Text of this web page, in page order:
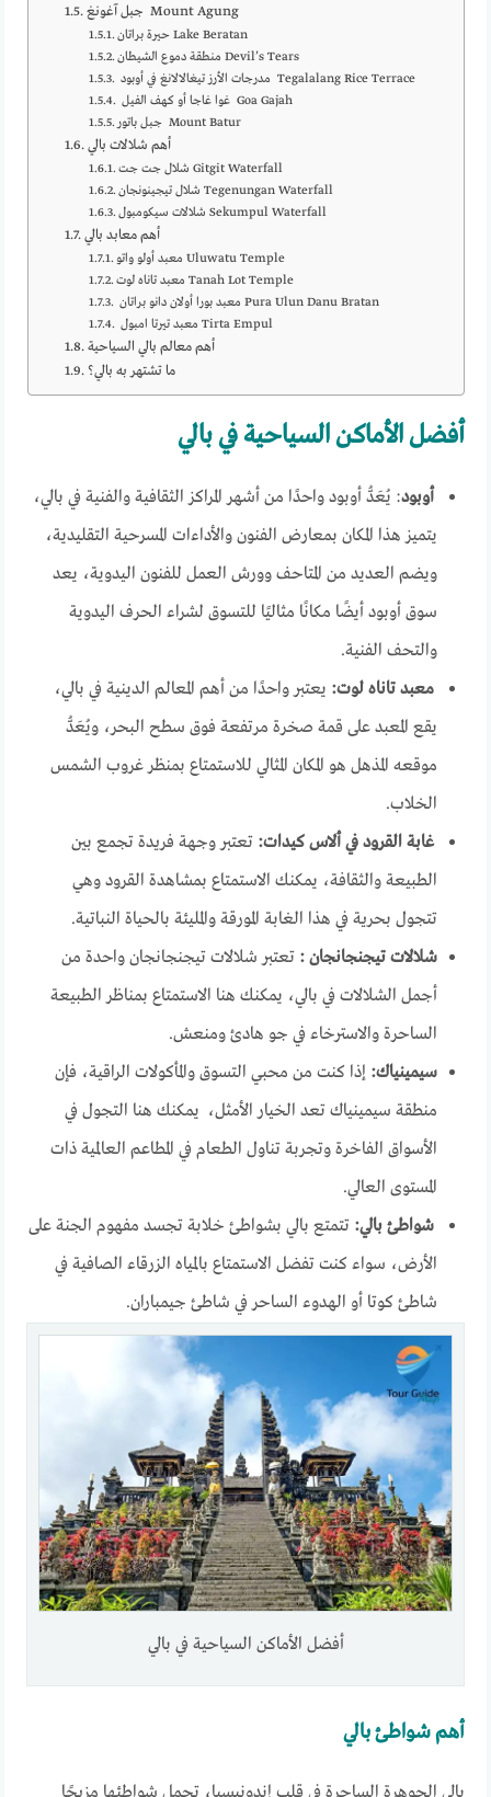
جبل آغونغ Mount Agung
حيرة براتان Lake Beratan
منطقة دموع الشيطان Devil’s Tears
مدرجات الأرز تيغالالانغ في أوبود Tegalalang Rice Terrace
غوا غاجا أو كهف الفيل Goa Gajah
جبل باتور Mount Batur
أهم شلالات بالي
شلال جت جت Gitgit Waterfall
شلال تيجينونجان Tegenungan Waterfall
شلالات سيكومبول Sekumpul Waterfall
أهم معابد بالي
معبد أولو واتو Uluwatu Temple
معبد تاناه لوت Tanah Lot Temple
معبد بورا أولان دانو براتان Pura Ulun Danu Bratan
معبد تيرتا امبول Tirta Empul
أهم معالم بالي السياحية
ما تشتهر به بالي؟
أفضل الأماكن السياحية في بالي
أوبود: يُعَدُّ أوبود واحدًا من أشهر المراكز الثقافية والفنية في بالي،
يتميز هذا المكان بمعارض الفنون والأداءات المسرحية التقليدية،
ويضم العديد من المتاحف وورش العمل للفنون اليدوية، يعد
سوق أوبود أيضًا مكانًا مثاليًا للتسوق لشراء الحرف اليدوية
والتحف الفنية.
معبد تاناه لوت: يعتبر واحدًا من أهم المعالم الدينية في بالي،
يقع المعبد على قمة صخرة مرتفعة فوق سطح البحر، ويُعَدُّ
موقعه المذهل هو المكان المثالي للاستمتاع بمنظر غروب الشمس
الخلاب.
غابة القرود في ألاس كيدات: تعتبر وجهة فريدة تجمع بين
الطبيعة والثقافة، يمكنك الاستمتاع بمشاهدة القرود وهي
تتجول بحرية في هذا الغابة المورقة والمليئة بالحياة النباتية.
شلالات تيجنجانجان : تعتبر شلالات تيجنجانجان واحدة من
أجمل الشلالات في بالي، يمكنك هنا الاستمتاع بمناظر الطبيعة
الساحرة والاسترخاء في جو هادئ ومنعش.
سيمينياك: إذا كنت من محبي التسوق والمأكولات الراقية، فإن
منطقة سيمينياك تعد الخيار الأمثل، يمكنك هنا التجول في
الأسواق الفاخرة وتجربة تناول الطعام في المطاعم العالمية ذات
المستوى العالي.
شواطئ بالي:تتمتع بالي بشواطئ خلابة تجسد مفهوم الجنة على
الأرض، سواء كنت تفضل الاستمتاع بالمياه الزرقاء الصافية في
شاطئ كوتا أو الهدوء الساحر في شاطئ جيمباران.
أفضل الأماكن السياحية في بالي
أهم شواطئ بالي
بالي الجوهرة الساحرة في قلب إندونيسيا، تحمل شواطئها مزيجًا